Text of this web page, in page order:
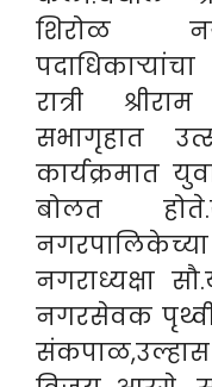
शिरोळ
रात्री
सभागृहात
कार्यक्रमात
बोलत
नगराध्यक्षा
नगरसेवक